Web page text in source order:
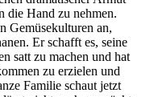
die Hand zu nehmen.
Gemüsekulturen an,
Er schafft es, seine
satt zu machen und hat
zu erzielen und
Familie schaut jetzt